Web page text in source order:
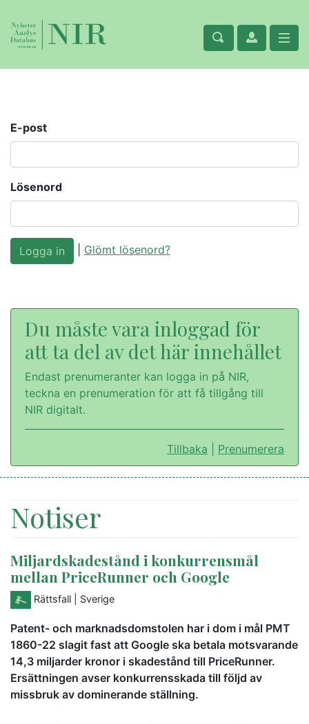
E-post
Lösenord
Glömt lösenord?
Du måste vara inloggad för
att ta del av det här innehållet
Endast prenumeranter kan logga in på NIR,
teckna en prenumeration för att få tillgång till
NIR digitalt.
Tillbaka Prenumerera
Notiser
Miljardskadestånd i konkurrensmål
mellan PriceRunner och Google
Rättsfall | Sverige
Patent- och marknadsdomstolen har i dom i mål PMT
1860-22 slagit fast att Google ska betala motsvarande
14,3 miljarder kronor i skadestånd till PriceRunner.
Ersättningen avser konkurrensskada till följd av
missbruk av dominerande ställning.